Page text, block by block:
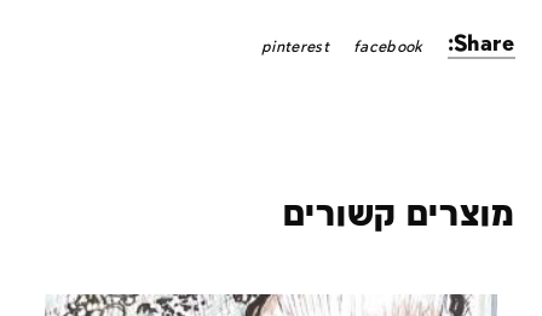
Share:
facebook
pinterest
מוצרים קשורים